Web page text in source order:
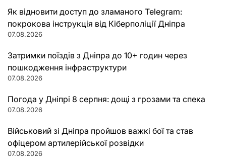
Як відновити доступ до зламаного Telegram:
покрокова інструкція від Кіберполіції Дніпра
07.08.2026
Затримки поїздів з Дніпра до 10+ годин через
пошкодження інфраструктури
07.08.2026
Погода у Дніпрі 8 серпня: дощі з грозами та спека
07.08.2026
Військовий зі Дніпра пройшов важкі бої та став
офіцером артилерійської розвідки
07.08.2026